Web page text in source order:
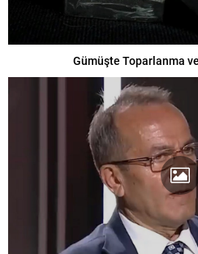
Gümüşte Toparlanma